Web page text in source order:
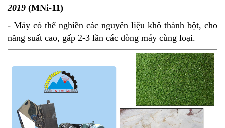
2019 (MNi-11)
- Máy có thể nghiền các nguyên liệu khô thành bột, cho
năng suất cao, gấp 2-3 lần các dòng máy cùng loại.